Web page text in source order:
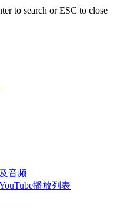
to search or ESC to close
音频
播放列表